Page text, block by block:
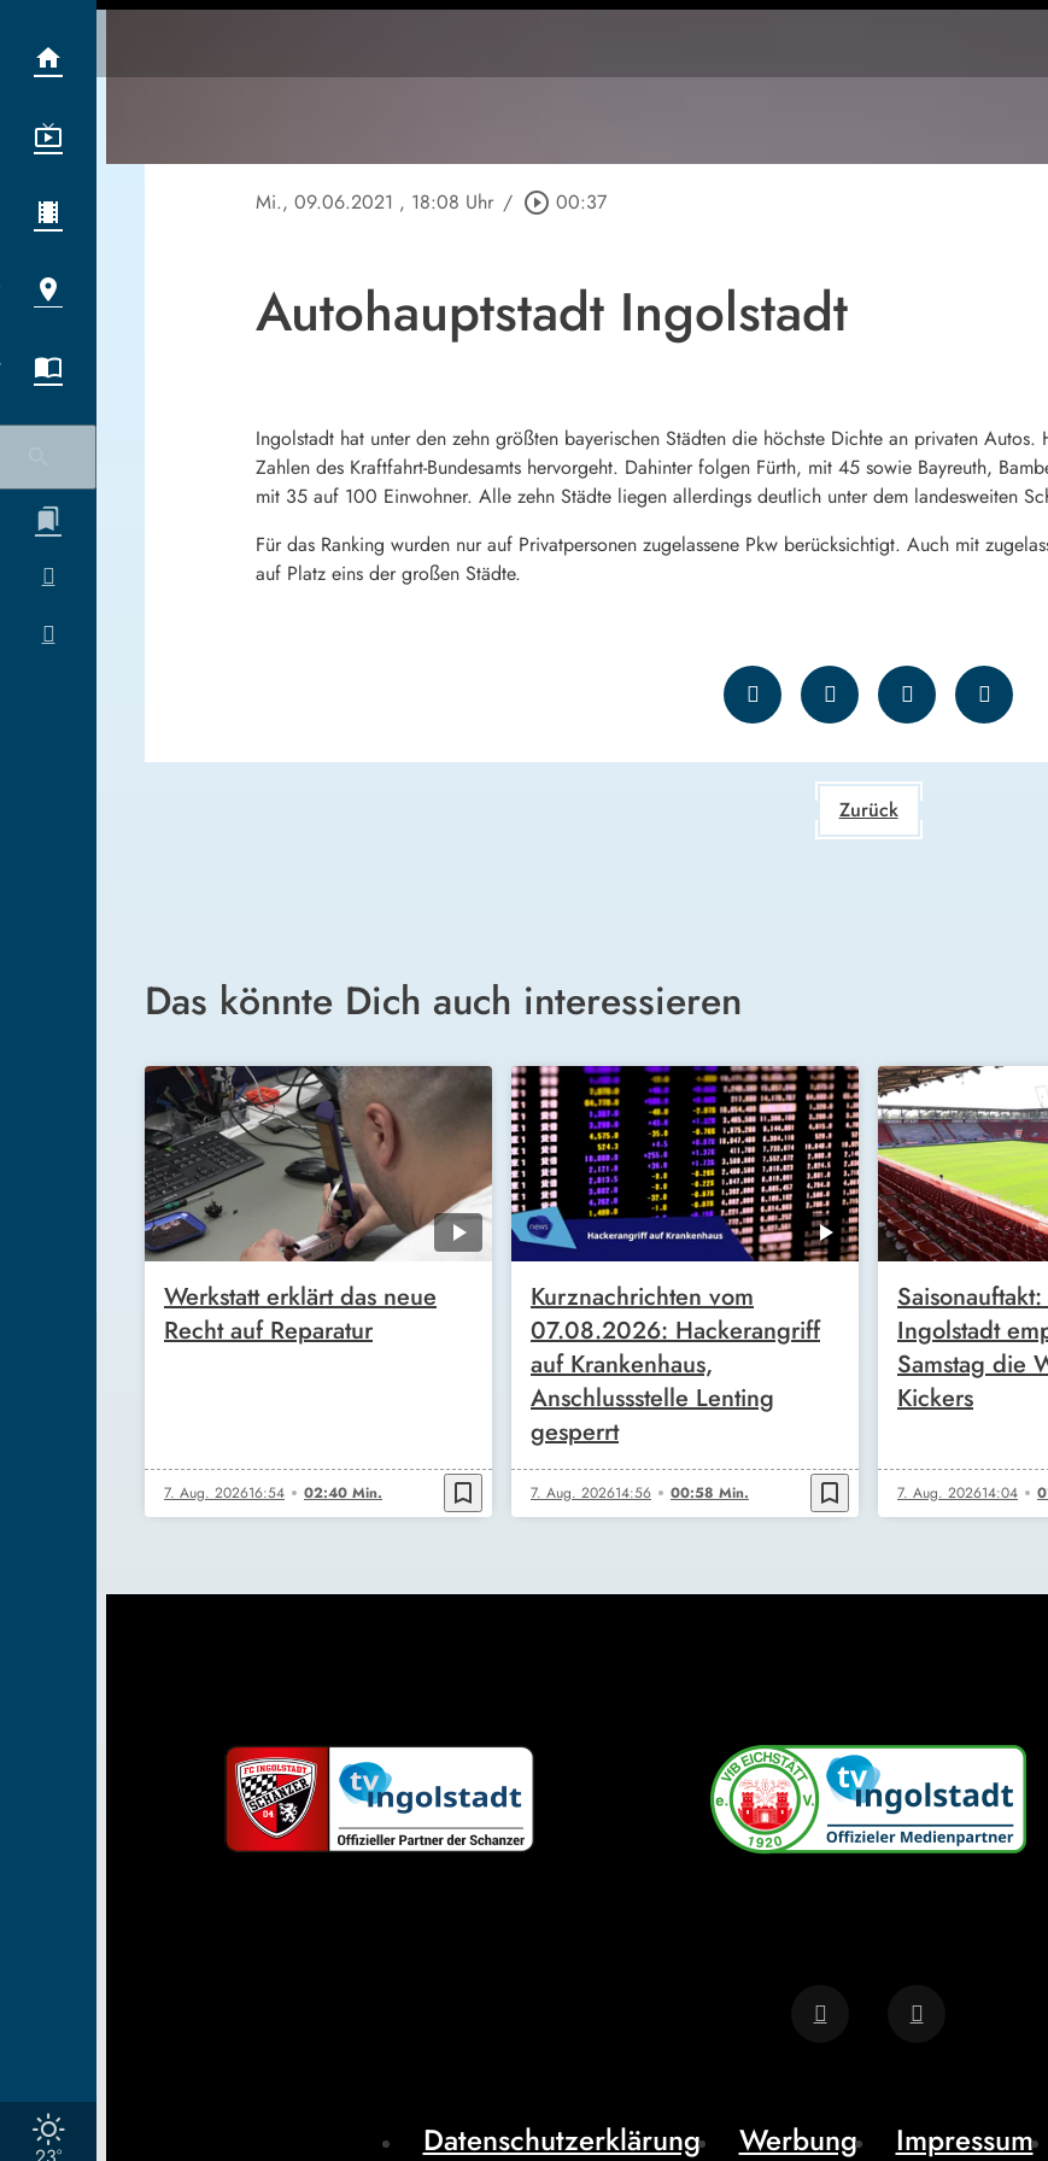
Mi., 09.06.2021 , 18:08 Uhr / play_circle_outline 00:37
Autohauptstadt Ingolstadt
Ingolstadt hat unter den zehn größten bayerischen Städten die höchste Dichte an privaten
Zahlen des Kraftfahrt-Bundesamts hervorgeht. Dahinter folgen Fürth, mit 45 sowie Bayreuth,
mit 35 auf 100 Einwohner. Alle zehn Städte liegen allerdings deutlich unter dem landesweiten
Für das Ranking wurden nur auf Privatpersonen zugelassene Pkw berücksichtigt. Auch mit
auf Platz eins der großen Städte.
Zurück
Das könnte Dich auch interessieren
Werkstatt erklärt das neue
Recht auf Reparatur
7. Aug. 202616:54 02:40 Min. bookmark_border
Kurznachrichten vom
07.08.2026: Hackerangriff
auf Krankenhaus,
Anschlussstelle Lenting
gesperrt
7. Aug. 202614:56 00:58 Min. bookmark_border
Ingolstadt
Samstag die
Kickers
7. Aug. 202614:04
Datenschutzerklärung Werbung Impressum